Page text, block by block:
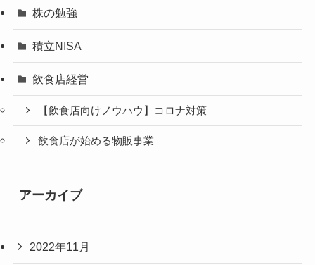
株の勉強
積立NISA
飲食店経営
【飲食店向けノウハウ】コロナ対策
飲食店が始める物販事業
アーカイブ
2022年11月